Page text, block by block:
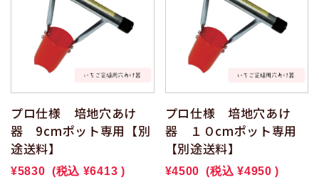
プロ仕様 培地穴あけ
器 9cmポット専用【別
途送料】
¥5830 (税込 ¥6413 )
プロ仕様 培地穴あけ
器 １０cmポット専用
【別途送料】
¥4500 (税込 ¥4950 )